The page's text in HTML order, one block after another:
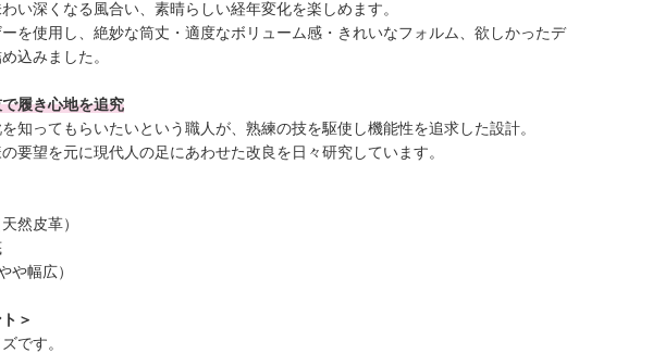
い深くなる風合い、素晴らしい経年変化を楽しめます。
を使用し、絶妙な筒丈・適度なボリューム感・きれいなフォルム、欲しかったデ
込みました。
履き心地を追究
知ってもらいたいという職人が、熟練の技を駆使し機能性を追求した設計。
要望を元に現代人の足にあわせた改良を日々研究しています。
然皮革）
や幅広）
＞
です。